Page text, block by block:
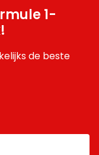
1-
de beste